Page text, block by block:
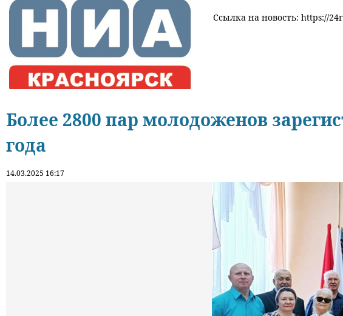
Ссылка на новость: https://
Более 2800 пар молодоженов
года
14.03.2025 16:17